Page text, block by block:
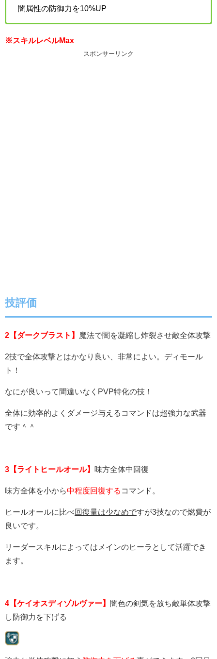
闇属性の防御力を10%UP
※スキルレベルMax
スポンサーリンク
技評価
2【ダークブラスト】 魔法で闇を凝縮し炸裂させ敵全体攻撃
2技で全体攻撃とはかなり良い、非常によい。ディモール
ト！
なにが良いって間違いなくPVP特化の技！
全体に効率的よくダメージ与えるコマンドは超強力な武器
です＾＾
3【ライトヒールオール】 味方全体中回復
味方全体を小から中程度回復する コマンド。
ヒールオールに比べ回復量は少なめですが3技なので燃費が
良いです。
リーダースキルによってはメインのヒーラとして活躍でき
ます。
4【ケイオスディゾルヴァー】 闇色の剣気を放ち敵単体攻撃
し防御力を下げる